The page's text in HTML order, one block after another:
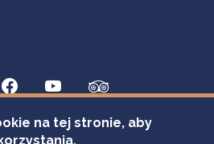
na tej stronie, aby